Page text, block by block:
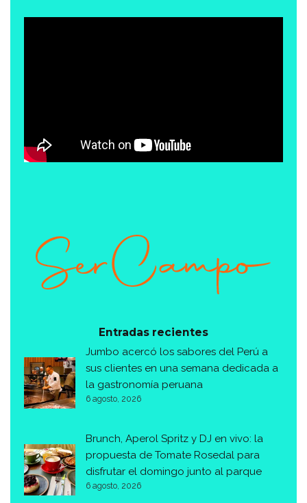
Entradas recientes
Jumbo acercó los sabores del Perú a
sus clientes en una semana dedicada a
la gastronomía peruana
6 agosto, 2026
Brunch, Aperol Spritz y DJ en vivo: la
propuesta de Tomate Rosedal para
disfrutar el domingo junto al parque
6 agosto, 2026